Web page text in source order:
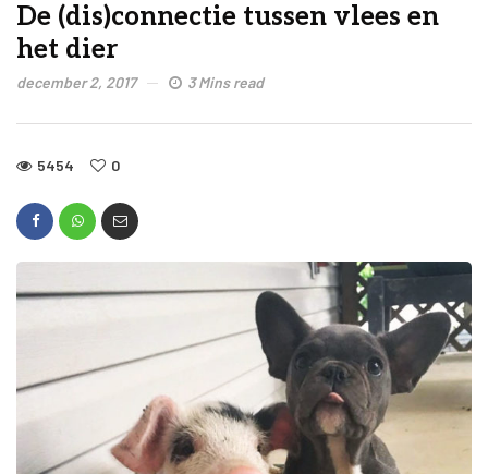
De (dis)connectie tussen vlees en
het dier
december 2, 2017 3 Mins read
5454 0